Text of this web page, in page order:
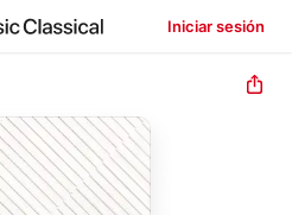
Iniciar sesión